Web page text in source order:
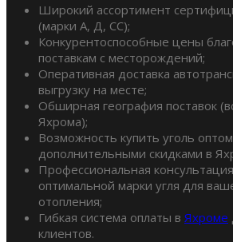
Широкий ассортимент
(марки А, Д, СС);
Конкурентоспособные цены
поставкам с месторождений;
Оперативная доставка
выгрузку на месте;
Обширная география поставок
Яхрома);
Возможность купить уголь
дополнительными скидками в
Профессиональная
оптимальной марки угля для
отопления;
Гибкая система оплаты в Яхроме
клиентов.